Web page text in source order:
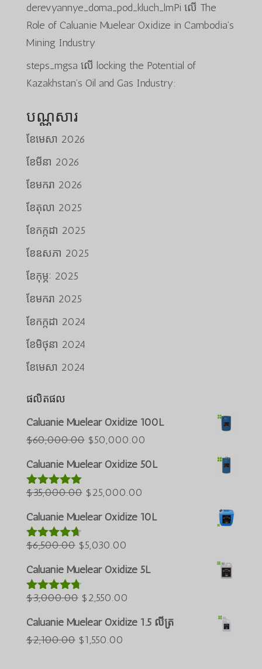
derevyannye_doma_pod_kluch_lmPi លើ The
Role of Caluanie Muelear Oxidize in Cambodia’s
Mining Industry
steps_mgsa លើ locking the Potential of
Kazakhstan’s Oil and Gas Industry:
បណ្ណសារ
ខែ​មេសា 2026
ខែ​មីនា 2026
ខែ​មករា 2026
ខែ​តុលា 2025
ខែ​កក្កដា 2025
ខែ​ឧសភា 2025
ខែ​កុម្ភៈ 2025
ខែ​មករា 2025
ខែ​កក្កដា 2024
ខែ​មិថុនា 2024
ខែ​មេសា 2024
ផលិតផល
Caluanie Muelear Oxidize 100L
$60,000.00 តម្លៃ
ដើមគឺ
។
$50,000.00
Caluanie Muelear Oxidize 50L
វាយតម្លៃ5.00
$35,000.00 តម្លៃ
ដើមគឺ
។
$25,000.00
Caluanie Muelear Oxidize 10L
វាយតម្លៃ
ចំណោម 5
$6,500.00 តម្លៃ
ដើមគឺ
$6,500.00
។
$5,030.00
បច្ចុប្បន្នគឺ
។
Caluanie Muelear Oxidize 5L
វាយតម្លៃ
ចំណោម 5
$3,000.00 តម្លៃ
ដើមគឺ
$2,550.00
បច្ចុប្បន្នគឺ
$2,550.00
Caluanie Muelear Oxidize 1.5 លីត្រ
$2,100.00 តម្លៃ
$1,550.00
Deutsch (Sie)
Қазақ тілі
Bahasa Melayu
Português do Brasil